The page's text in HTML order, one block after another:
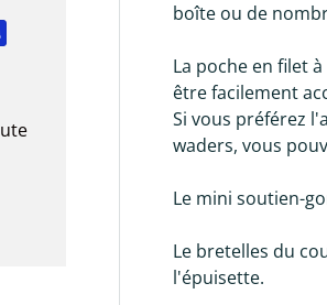
boîte ou de
La poche en filet
être facilement
Si vous préférez
waders, vous
Le mini soutien-
Le bretelles du
l'épuisette.